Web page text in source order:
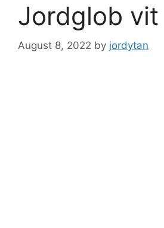
Jordglob vit
August 8, 2022 by jordytan